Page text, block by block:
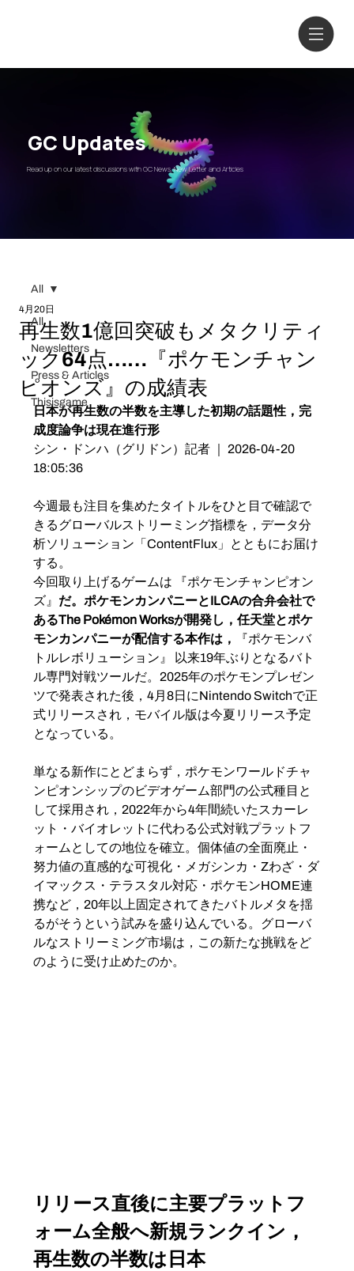
Read up on our latest discussions with GC News, New Letter and Articles
GC Updates
All
Newsletters
Press & Articles
Thisisgame
All
再生数1億回突破もメタクリティ
ック64点……『ポケモンチャン
ピオンズ』の成績表
4月20日
日本が再生数の半数を主導した初期の話題性，完
成度論争は現在進行形
シン・ドンハ（グリドン）記者 ｜ 2026-04-20
18:05:36
今週最も注目を集めたタイトルをひと目で確認で
きるグローバルストリーミング指標を，データ分
析ソリューション「ContentFlux」とともにお届け
する。
今回取り上げるゲームは 『ポケモンチャンピオン
ズ』 だ。ポケモンカンパニーとILCAの合弁会社で
あるThe Pokémon Worksが開発し，任天堂とポケ
モンカンパニーが配信する本作は，
『ポケモンバ
トルレボリューション』 以来19年ぶりとなるバト
ル専門対戦ツールだ。2025年のポケモンプレゼン
ツで発表された後，4月8日にNintendo Switchで正
式リリースされ，モバイル版は今夏リリース予定
となっている。
単なる新作にとどまらず，ポケモンワールドチャ
ンピオンシップのビデオゲーム部門の公式種目と
して採用され，2022年から4年間続いたスカーレ
ット・バイオレットに代わる公式対戦プラットフ
ォームとしての地位を確立。個体値の全面廃止・
努力値の直感的な可視化・メガシンカ・Zわざ・ダ
イマックス・テラスタル対応・ポケモンHOME連
携など，20年以上固定されてきたバトルメタを揺
るがそうという試みを盛り込んでいる。グローバ
ルなストリーミング市場は，この新たな挑戦をど
のように受け止めたのか。
リリース直後に主要プラットフ
ォーム全般へ新規ランクイン，
再生数の半数は日本